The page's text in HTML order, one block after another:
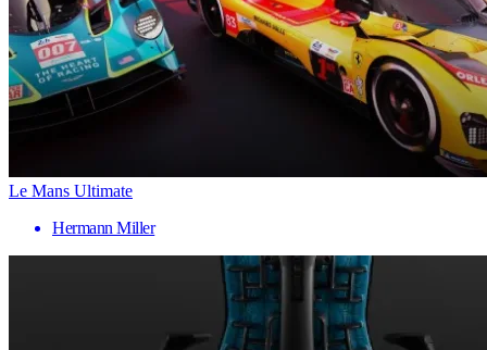
Le Mans Ultimate
Hermann Miller